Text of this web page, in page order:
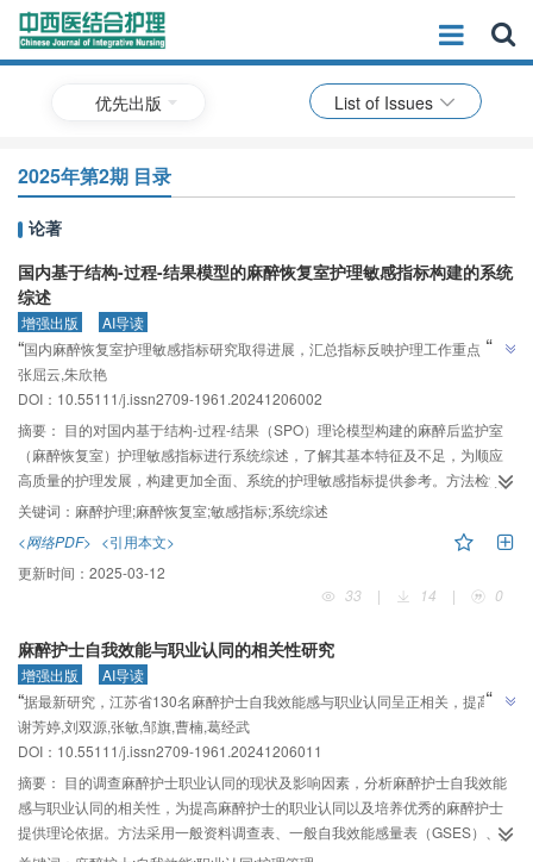
优先出版 List of Issues
2025年第2期 目录
论著
国内基于结构-过程-结果模型的麻醉恢复室护理敏感指标构建的系统
综述
增强出版 AI导读
“国内麻醉恢复室护理敏感指标研究取得进展，汇总指标反映护理工作重点，但
需进一步研究完善。
”
张屈云,朱欣艳
DOI：10.55111/j.issn2709-1961.20241206002
摘要： 目的对国内基于结构-过程-结果（SPO）理论模型构建的麻醉后监护室
（麻醉恢复室）护理敏感指标进行系统综述，了解其基本特征及不足，为顺应
高质量的护理发展，构建更加全面、系统的护理敏感指标提供参考。方法检索
中国知网、万方数据库、中国生物医学数据库、维普数据库，时限为建库至
2023年11月18日，通过NoteExpress软件进行文献去重，制定纳入标准与排除
标准。采用 NoteExpress提取文献资料，根据纳入排除标准进行文献筛选。对
目标文献使用定性描述分析方法对纳入研究基本特征、指标内容进行归纳分
析。结果共纳入9篇文献，包括二级指标12个，三级指标58个。其中9篇研究敏
论本研究汇总的麻醉恢复室护理敏感指标在一定程度上反映了国内学者在麻醉
恢复护理敏感指标设置上的共识，较全面地反映了我国麻醉恢复室护理工作内
容的重点。但纳入研究指标构建方法较为单一，指标赋权研究较少，需进一步
研究完善。
关键词： 麻醉护理;麻醉恢复室;敏感指标;系统综述
<网络PDF> <引用本文>
更新时间： 2025-03-12
33
| 14 | 0
麻醉护士自我效能与职业认同的相关性研究
增强出版 AI导读
“据最新研究，江苏省130名麻醉护士自我效能感与职业认同呈正相关，提高自
我效能感有助于提升职业认同。”
”
谢芳婷,刘双源,张敏,邹旗,曹楠,葛经武
DOI：10.55111/j.issn2709-1961.20241206011
摘要： 目的调查麻醉护士职业认同的现状及影响因素，分析麻醉护士自我效能
感与职业认同的相关性，为提高麻醉护士的职业认同以及培养优秀的麻醉护士
提供理论依据。方法采用一般资料调查表、一般自我效能感量表（GSES）、护
士职业认同量表对江苏省内130名麻醉护士进行调查。结果麻醉护士自我效能感